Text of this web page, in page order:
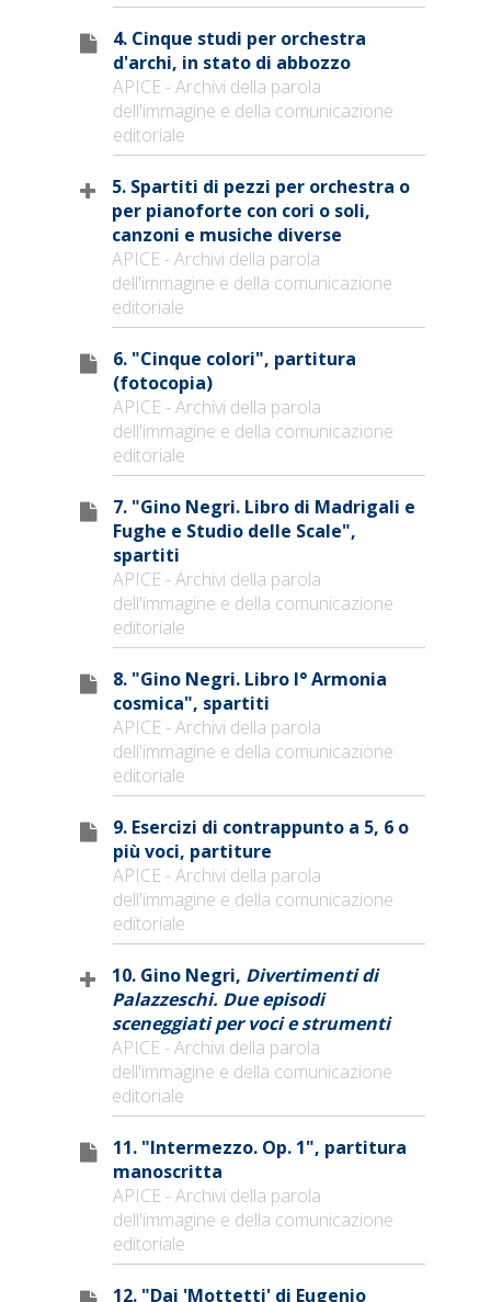
4. Cinque studi per orchestra
d'archi, in stato di abbozzo
APICE - Archivi della parola
dell'immagine e della comunicazione
editoriale
5. Spartiti di pezzi per orchestra o
per pianoforte con cori o soli,
canzoni e musiche diverse
APICE - Archivi della parola
dell'immagine e della comunicazione
editoriale
6. "Cinque colori", partitura
(fotocopia)
APICE - Archivi della parola
dell'immagine e della comunicazione
editoriale
7. "Gino Negri. Libro di Madrigali e
Fughe e Studio delle Scale",
spartiti
APICE - Archivi della parola
dell'immagine e della comunicazione
editoriale
8. "Gino Negri. Libro I° Armonia
cosmica", spartiti
APICE - Archivi della parola
dell'immagine e della comunicazione
editoriale
9. Esercizi di contrappunto a 5, 6 o
più voci, partiture
APICE - Archivi della parola
dell'immagine e della comunicazione
editoriale
10. Gino Negri, Divertimenti di
Palazzeschi. Due episodi
sceneggiati per voci e strumenti
APICE - Archivi della parola
dell'immagine e della comunicazione
editoriale
11. "Intermezzo. Op. 1", partitura
manoscritta
APICE - Archivi della parola
dell'immagine e della comunicazione
editoriale
12. "Dai 'Mottetti' di Eugenio